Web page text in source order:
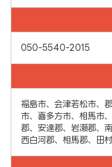
050-5540-2015
福島市、会津若松市、
市、喜多方市、相馬市
郡、安達郡、岩瀬郡、
西白河郡、相馬郡、田